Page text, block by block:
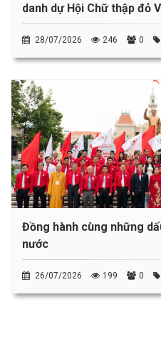
danh dự Hội Chữ thập đỏ
28/07/2026 246 0
Đồng hành cùng những
nước
26/07/2026 199 0